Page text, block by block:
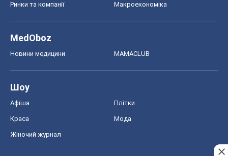
Ринки та компанії Макроекономіка
MedOboz
Новини медицини MAMACLUB
Шоу
Афіша Плітки
Краса Мода
Жіночий журнал